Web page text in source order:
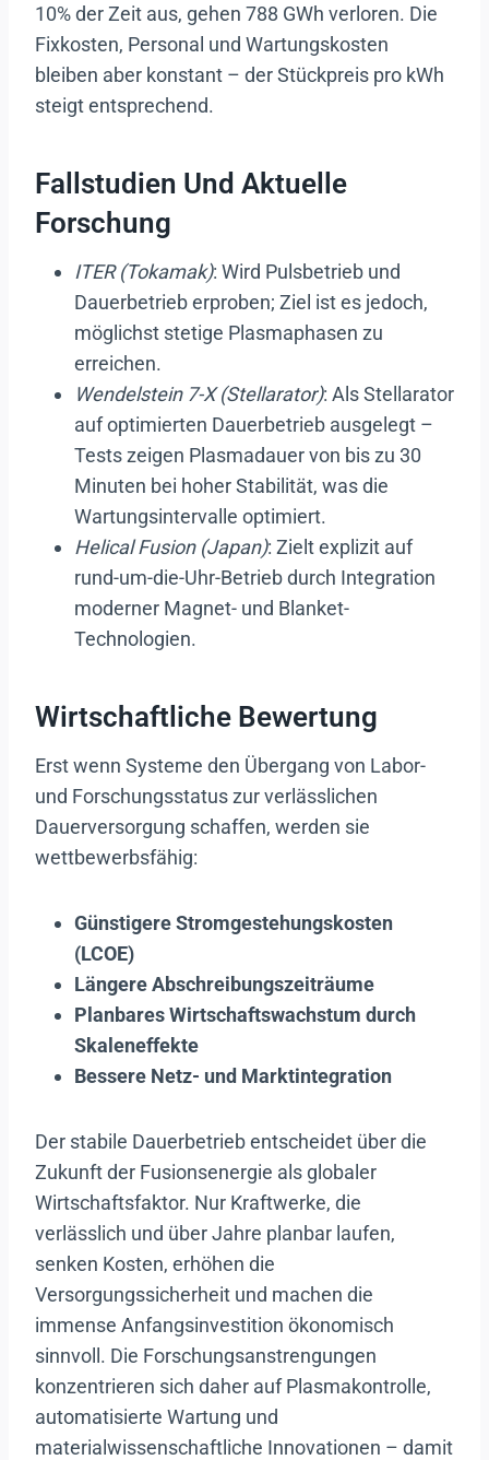
10% der Zeit aus, gehen 788 GWh verloren. Die
Fixkosten, Personal und Wartungskosten
bleiben aber konstant – der Stückpreis pro kWh
steigt entsprechend.
Fallstudien Und Aktuelle
Forschung
ITER (Tokamak): Wird Pulsbetrieb und
Dauerbetrieb erproben; Ziel ist es jedoch,
möglichst stetige Plasmaphasen zu
erreichen.
Wendelstein 7-X (Stellarator): Als Stellarator
auf optimierten Dauerbetrieb ausgelegt –
Tests zeigen Plasmadauer von bis zu 30
Minuten bei hoher Stabilität, was die
Wartungsintervalle optimiert.
Helical Fusion (Japan): Zielt explizit auf
rund-um-die-Uhr-Betrieb durch Integration
moderner Magnet- und Blanket-
Technologien.
Wirtschaftliche Bewertung
Erst wenn Systeme den Übergang von Labor-
und Forschungsstatus zur verlässlichen
Dauerversorgung schaffen, werden sie
wettbewerbsfähig:
Günstigere Stromgestehungskosten
(LCOE)
Längere Abschreibungszeiträume
Planbares Wirtschaftswachstum durch
Skaleneffekte
Bessere Netz- und Marktintegration
Der stabile Dauerbetrieb entscheidet über die
Zukunft der Fusionsenergie als globaler
Wirtschaftsfaktor. Nur Kraftwerke, die
verlässlich und über Jahre planbar laufen,
senken Kosten, erhöhen die
Versorgungssicherheit und machen die
immense Anfangsinvestition ökonomisch
sinnvoll. Die Forschungsanstrengungen
konzentrieren sich daher auf Plasmakontrolle,
automatisierte Wartung und
materialwissenschaftliche Innovationen – damit